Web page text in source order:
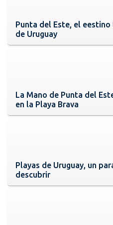
Punta del Este, el
de Uruguay
La Mano de Punta del
en la Playa Brava
Playas de Uruguay, un
descubrir